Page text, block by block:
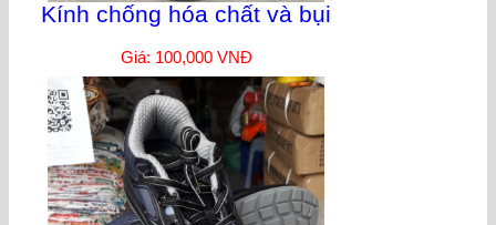
Kính chống hóa chất và bụi
Giá: 100,000 VNĐ